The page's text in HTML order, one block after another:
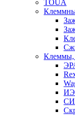
TOUA
Клеммы,